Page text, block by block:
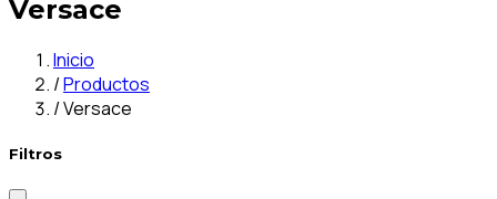
Versace
Inicio
/Productos
/Versace
Filtros